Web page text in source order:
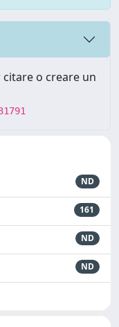
o creare un
ND
161
ND
ND